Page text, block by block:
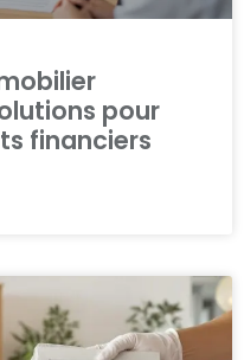
pour
financiers